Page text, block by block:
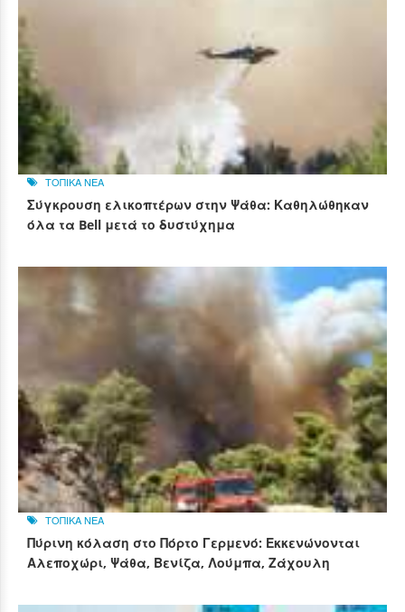
ΤΟΠΙΚΑ ΝΕΑ
Σύγκρουση ελικοπτέρων στην Ψάθα: Καθηλώθηκαν
όλα τα Bell μετά το δυστύχημα
ΤΟΠΙΚΑ ΝΕΑ
Πύρινη κόλαση στο Πόρτο Γερμενό: Εκκενώνονται
Αλεποχώρι, Ψάθα, Βενίζα, Λούμπα, Ζάχουλη